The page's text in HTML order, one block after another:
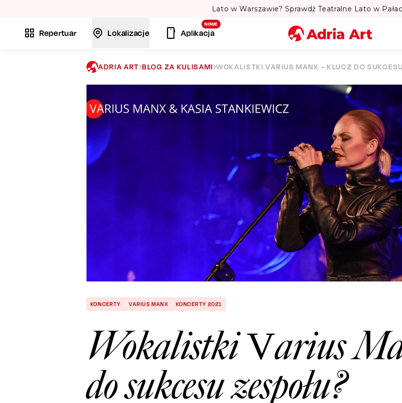
Gipsy Kings w Krakowie! Twórcy przebojów:
Repertuar Lokalizacje
NOWE
Aplikacja
Miasto
Szukaj
ADRIA ART BLOG ZA KULISAMI WOKALISTKI VARIUS MANX – KLUCZ DO
KONCERTY VARIUS MANX KONCERTY 2021
Wokalistki Varius
do sukcesu zespołu?